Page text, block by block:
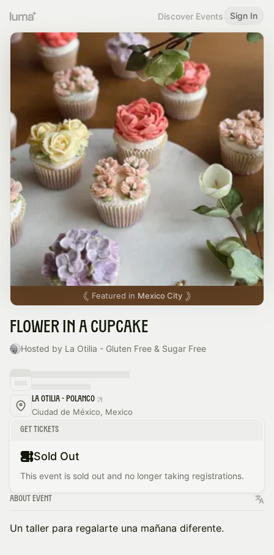
Discover Events Sign In
Featured in Mexico City
Flower in a cupcake
Hosted by La Otilia - Gluten Free & Sugar Free
La Otilia - Polanco
Ciudad de México, Mexico
Get Tickets
Sold Out
This event is sold out and no longer taking registrations.
About Event
Un taller para regalarte una mañana diferente.